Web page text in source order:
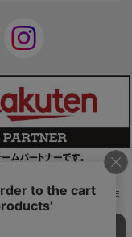
・転載を禁止します。
Group, Inc. ALL RIGHTS RE